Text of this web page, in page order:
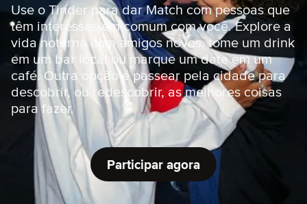
n
d
e
r
Use o Tinder para dar Match com pessoas que
têm interesses em comum com você. Explore a
vida noturna com amigos novos, tome um drink
em um bar local ou marque um date em um
café. Outra opção é passear pela cidade para
descobrir, ou redescobrir, as melhores coisas
para fazer.
Participar agora